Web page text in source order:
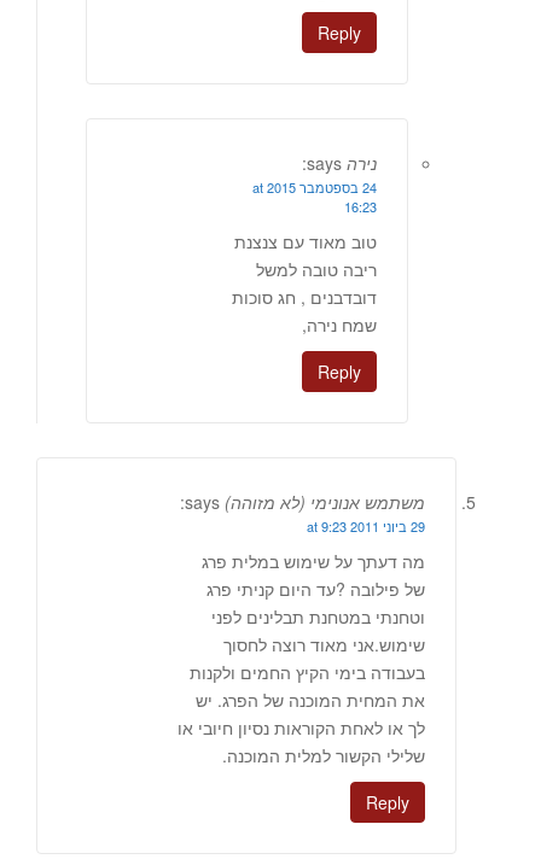
Reply
נירה says:
24 בספטמבר 2015 at
16:23
טוב מאוד עם צנצנת
ריבה טובה למשל
דובדבנים , חג סוכות
שמח נירה,
Reply
משתמש אנונימי (לא מזוהה) says:
29 ביוני 2011 at 9:23
מה דעתך על שימוש במלית פרג
של פילובה ?עד היום קניתי פרג
וטחנתי במטחנת תבלינים לפני
שימוש.אני מאוד רוצה לחסוך
בעבודה בימי הקיץ החמים ולקנות
את המחית המוכנה של הפרג. יש
לך או לאחת הקוראות נסיון חיובי או
שלילי הקשור למלית המוכנה.
Reply